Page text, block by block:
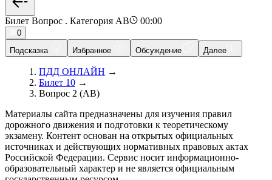
Билет Вопрос . Категория AB 00:00
0
Подсказка
Избранное Обсуждение Далее
ПДД ОНЛАЙН →
Билет 10 →
Вопрос 2 (AB)
Материалы сайта предназначены для изучения правил
дорожного движения и подготовки к теоретическому
экзамену. Контент основан на открытых официальных
источниках и действующих нормативных правовых актах
Российской Федерации. Сервис носит информационно-
образовательный характер и не является официальным